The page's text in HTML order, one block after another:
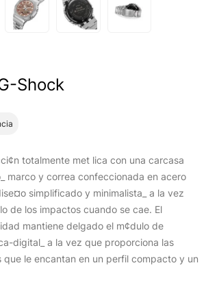
Shock
totalmente met lica con una carcasa
marco y correa confeccionada en acero
simplificado y minimalista_ a la vez
de los impactos cuando se cae. El
mantiene delgado el m¢dulo de
digital_ a la vez que proporciona las
que le encantan en un perfil compacto y un